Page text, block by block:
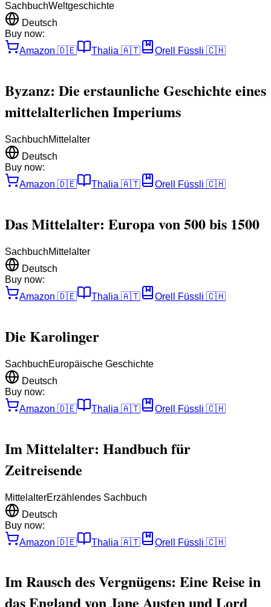
SachbuchWeltgeschichte
Deutsch
Buy now:
Amazon 🇩🇪 Thalia 🇦🇹 Orell Füssli 🇨🇭
Byzanz: Die erstaunliche Geschichte eines
mittelalterlichen Imperiums
SachbuchMittelalter
Deutsch
Buy now:
Amazon 🇩🇪 Thalia 🇦🇹 Orell Füssli 🇨🇭
Das Mittelalter: Europa von 500 bis 1500
SachbuchMittelalter
Deutsch
Buy now:
Amazon 🇩🇪 Thalia 🇦🇹 Orell Füssli 🇨🇭
Die Karolinger
SachbuchEuropäische Geschichte
Deutsch
Buy now:
Amazon 🇩🇪 Thalia 🇦🇹 Orell Füssli 🇨🇭
Im Mittelalter: Handbuch für
Zeitreisende
MittelalterErzählendes Sachbuch
Deutsch
Buy now:
Amazon 🇩🇪 Thalia 🇦🇹 Orell Füssli 🇨🇭
Im Rausch des Vergnügens: Eine Reise in
das England von Jane Austen und Lord